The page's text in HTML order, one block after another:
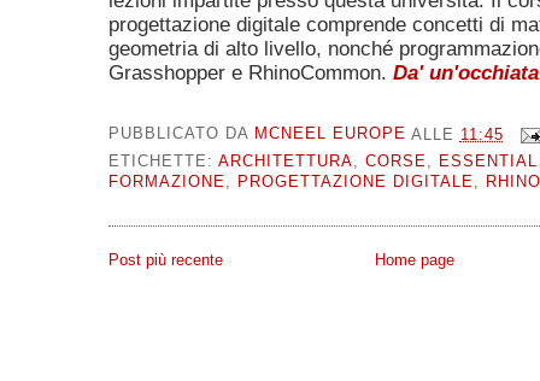
progettazione digitale comprende concetti di
geometria di alto livello, nonché
Grasshopper e RhinoCommon. Da'
PUBBLICATO DA MCNEEL EUROPE ALLE 11:45
ETICHETTE: ARCHITETTURA, CORSE,
FORMAZIONE, PROGETTAZIONE DIGITALE,
Post più recente Home page